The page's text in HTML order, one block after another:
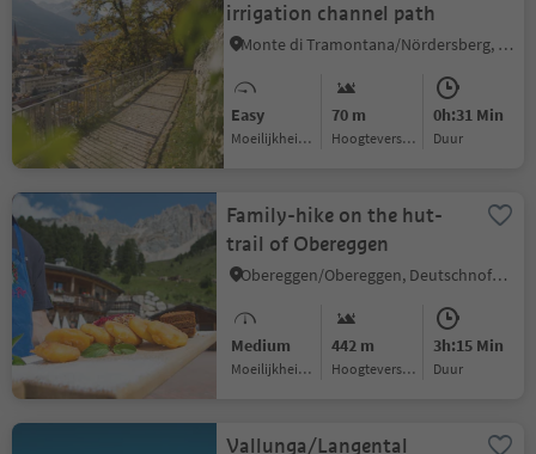
irrigation channel path
Monte di Tramontana/Nördersberg, Schlanders/Silandro, Vinschgau/Val Venosta
Easy
Moeilijkheidsgraad
70 m
Hoogteverschil
0h:31 Min
Duur
Family-hike on the hut-
trail of Obereggen
Obereggen/Obereggen, Deutschnofen/Nova Ponente, Dolomites Region Eggental
Medium
Moeilijkheidsgraad
442 m
Hoogteverschil
3h:15 Min
Duur
Vallunga/Langental